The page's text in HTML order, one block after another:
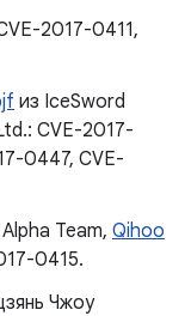
2017-0411,
из IceSword
CVE-2017-
0447, CVE-
Team, Qihoo
0415.
Чжоу